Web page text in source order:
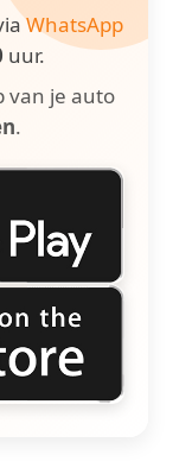
WhatsApp
uur.
van je auto
.